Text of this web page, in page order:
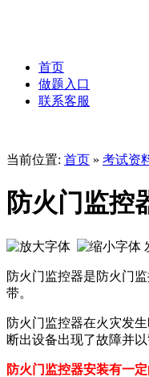
首页
做题入口
联系客服
当前位置: 首页 » 考试资
防火门监控
防火门监控器是防火门
带。
防火门监控器在火灾发
断出设备出现了故障并
防火门监控器安装有一